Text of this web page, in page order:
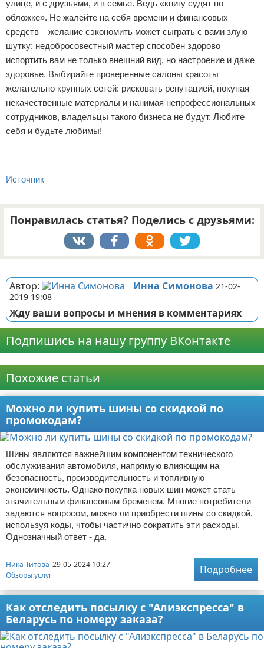
улице, и с друзьями, и в семье. Ведь «книгу судят по
обложке». Не жалейте на себя времени и финансовых
средств – желание сэкономить может сыграть с вами злую
шутку: недобросовестный мастер способен здорово
испортить вам не только внешний вид, но настроение и даже
здоровье. Выбирайте проверенные салоны красоты
желательно крупных сетей: рисковать репутацией, покупая
некачественные материалы и нанимая непрофессиональных
сотрудников, владельцы такого бизнеса не будут. Любите
себя и будьте любимы!
Источник
Понравилась статья? Поделись с друзьями:
Автор: Инна Симонова 21-02-
2019 19:08
Жду ваши вопросы и мнения в комментариях
Подпишись на нашу группу ВКонтакте
Похожие статьи
Можно ли купить шины со скидкой по
промокодам?
Шины являются важнейшим компонентом технического
обслуживания автомобиля, напрямую влияющим на
безопасность, производительность и топливную
экономичность. Однако покупка новых шин может стать
значительным финансовым бременем. Многие потребители
задаются вопросом, можно ли приобрести шины со скидкой,
используя коды, чтобы частично сократить эти расходы.
Однозначный ответ - да.
Ника Титова 29-05-2024 10:27
Обзоры услуг
Подробнее
Как отследить посылку с "Алиэкспресса" в
Беларусь по номеру заказа?